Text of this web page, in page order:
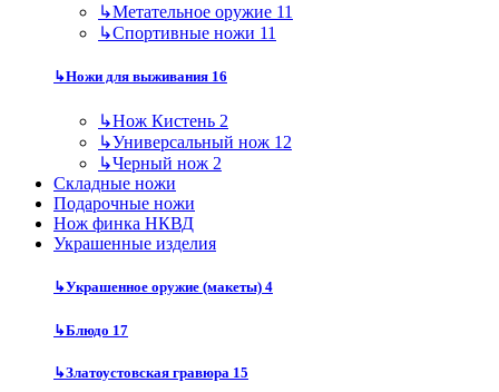
↳Метательное оружие 11
↳Спортивные ножи 11
↳Ножи для выживания 16
↳Нож Кистень 2
↳Универсальный нож 12
↳Черный нож 2
Складные ножи
Подарочные ножи
Нож финка НКВД
Украшенные изделия
↳Украшенное оружие (макеты) 4
↳Блюдо 17
↳Златоустовская гравюра 15